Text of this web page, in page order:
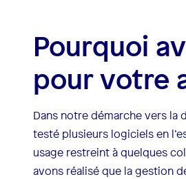
Pourquoi
pour votre
Dans notre démarche vers la
testé plusieurs logiciels en
usage restreint à quelques
avons réalisé que la gestion